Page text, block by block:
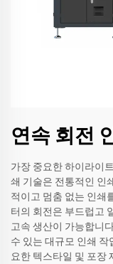
연속 회전
가장 중요한 하이라이
쇄 기술은 전통적인 인
적이고 멈춤 없는 인쇄
터의 회전은 부드럽고
고속 생산이 가능합니
수 있는 대규모 인쇄 작
요한 텍스타일 및 포장